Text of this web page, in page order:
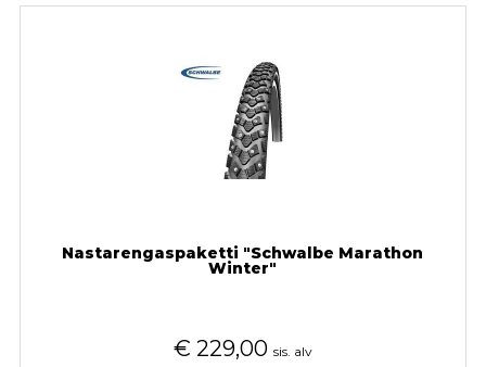
Nastarengaspaketti "Schwalbe Marathon
Winter"
€ 229,00 sis. alv